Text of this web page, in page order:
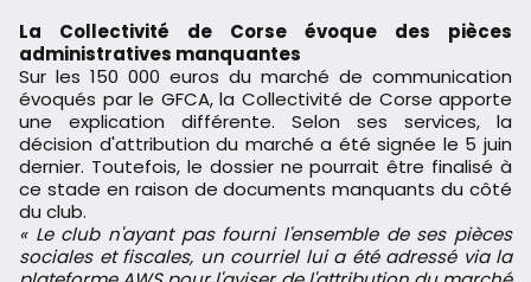
La Collectivité de Corse évoque des pièces
administratives manquantes
Sur les 150 000 euros du marché de communication
évoqués par le GFCA, la Collectivité de Corse apporte
une explication différente. Selon ses services, la
décision d'attribution du marché a été signée le 5 juin
dernier. Toutefois, le dossier ne pourrait être finalisé à
ce stade en raison de documents manquants du côté
du club.
« Le club n'ayant pas fourni l'ensemble de ses pièces
sociales et fiscales, un courriel lui a été adressé via la